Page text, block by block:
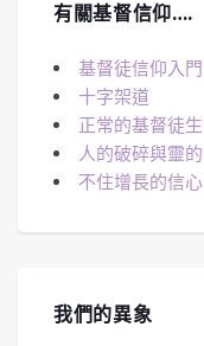
有關基督信仰….
基督徒信仰入門
十字架道
正常的基督徒
人的破碎與靈
不住增長的信心
我們的異象